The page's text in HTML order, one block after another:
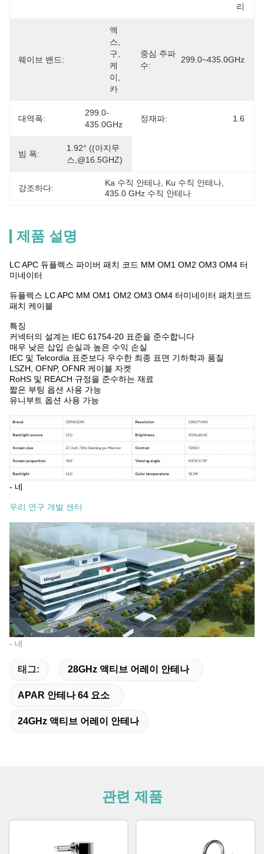
리
웨이브 밴드:
엑
스,
구,
케
이,
카
중심 주파
수:
299.0~435.0GHz
대역폭:
299.0-
435.0GHz
정재파: 1.6
빔 폭:
1.92° ((아지무
스,@16.5GHZ)
강조하다:
Ka 수직 안테나 Ku 수직 안테나
435.0 GHz 수직 안테나
제품 설명
LC APC 듀플렉스 파이버 패치 코드 MM OM1 OM2 OM3 OM4 터
미네이터
듀플렉스 LC APC MM OM1 OM2 OM3 OM4 터미네이터 패치코드
패치 케이블
특징
커넥터의 설계는 IEC 61754-20 표준을 준수합니다
매우 낮은 삽입 손실과 높은 수익 손실
IEC 및 Telcordia 표준보다 우수한 최종 표면 기하학과 품질
LSZH, OFNP, OFNR 케이블 자켓
RoHS 및 REACH 규정을 준수하는 재료
짧은 부팅 옵션 사용 가능
유니부트 옵션 사용 가능
- 네
우리 연구 개발 센터
- 네
태그: 28GHz 액티브 어레이 안테나
APAR 안테나 64 요소
24GHz 액티브 어레이 안테나
관련 제품